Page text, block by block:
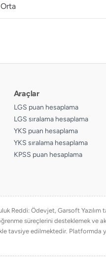
Orta
Araçlar
LGS puan hesaplama
LGS sıralama hesaplama
YKS puan hesaplama
YKS sıralama hesaplama
KPSS puan hesaplama
Reddi: Ödevjet, Garsoft
süreçlerini desteklemek ve
tavsiye edilmektedir.